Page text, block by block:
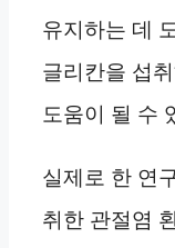
유지하는 데
글리칸을 섭
도움이 될 수
실제로 한 연
취한 관절염